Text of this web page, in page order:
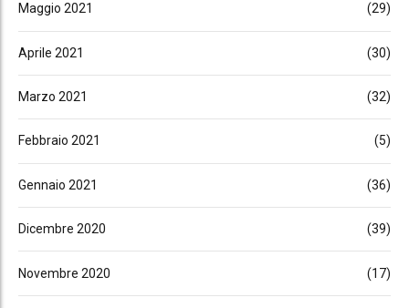
Maggio 2021 (29)
Aprile 2021 (30)
Marzo 2021 (32)
Febbraio 2021 (5)
Gennaio 2021 (36)
Dicembre 2020 (39)
Novembre 2020 (17)